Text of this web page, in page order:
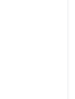
и прийти
фай.
то